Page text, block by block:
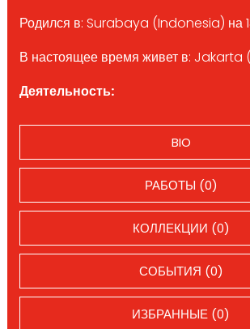
Родился в: Surabaya (Indonesia) на
В настоящее время живет в: Jakarta
Деятельность:
BIO
РАБОТЫ (0)
КОЛЛЕКЦИИ (0)
СОБЫТИЯ (0)
ИЗБРАННЫЕ (0)